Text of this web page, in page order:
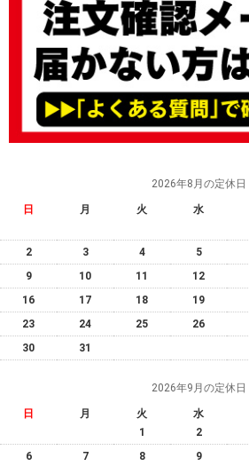
2026年8月の定休日
日 月 火 水
2
3 4 5
9
10 11 12
16
17 18 19
23
24 25 26
30
31
2026年9月の定休日
日 月 火 水
1
2
6
7 8 9